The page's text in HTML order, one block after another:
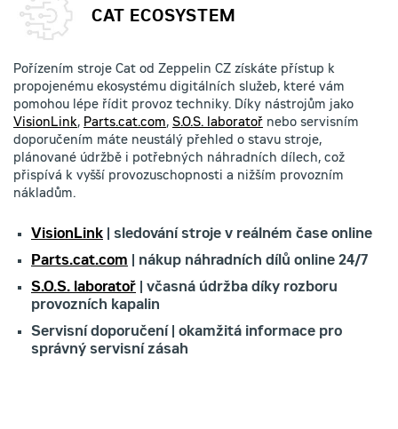
CAT ECOSYSTEM
Pořízením stroje Cat od Zeppelin CZ získáte přístup k
propojenému ekosystému digitálních služeb, které vám
pomohou lépe řídit provoz techniky. Díky nástrojům jako
VisionLink, Parts.cat.com, S.O.S. laboratoř nebo servisním
doporučením máte neustálý přehled o stavu stroje,
plánované údržbě i potřebných náhradních dílech, což
přispívá k vyšší provozuschopnosti a nižším provozním
nákladům.
VisionLink | sledování stroje v reálném čase online
Parts.cat.com | nákup náhradních dílů online 24/7
S.O.S. laboratoř | včasná údržba díky rozboru
provozních kapalin
Servisní doporučení | okamžitá informace pro
správný servisní zásah